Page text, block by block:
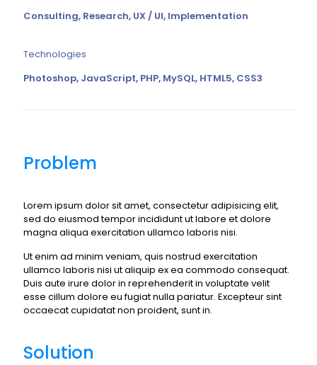
Consulting, Research, UX / UI, Implementation
Technologies
Photoshop, JavaScript, PHP, MySQL, HTML5, CSS3
Problem
Lorem ipsum dolor sit amet, consectetur adipisicing elit,
sed do eiusmod tempor incididunt ut labore et dolore
magna aliqua exercitation ullamco laboris nisi.
Ut enim ad minim veniam, quis nostrud exercitation
ullamco laboris nisi ut aliquip ex ea commodo consequat.
Duis aute irure dolor in reprehenderit in voluptate velit
esse cillum dolore eu fugiat nulla pariatur. Excepteur sint
occaecat cupidatat non proident, sunt in.
Solution